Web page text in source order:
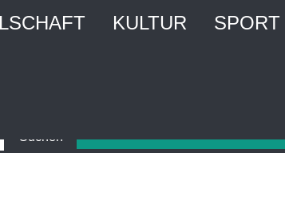
KULTUR SPORT